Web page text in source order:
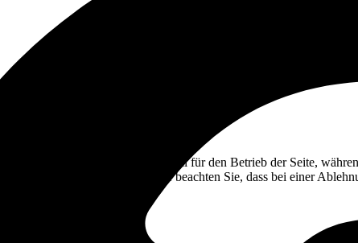
Einige von ihnen sind essenziell für den Betrieb der Seite,
Cookies zulassen möchten. Bitte beachten Sie, dass bei einer